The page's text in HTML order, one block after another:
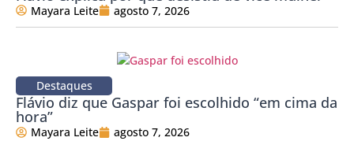
Mayara Leite agosto 7, 2026
Destaques
Flávio diz que Gaspar foi escolhido “em cima da
hora”
Mayara Leite agosto 7, 2026